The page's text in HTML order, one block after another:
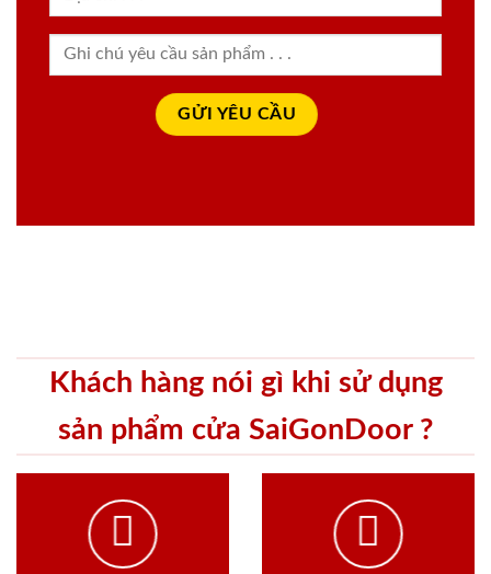
Khách hàng nói gì khi sử dụng
sản phẩm cửa SaiGonDoor ?